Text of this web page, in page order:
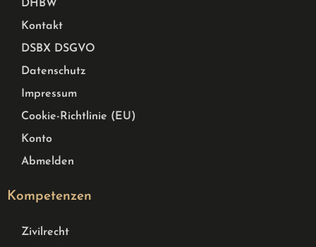
DHBW
Kontakt
DSBX DSGVO
Datenschutz
Impressum
Cookie-Richtlinie (EU)
Konto
Abmelden
Kompetenzen
Zivilrecht